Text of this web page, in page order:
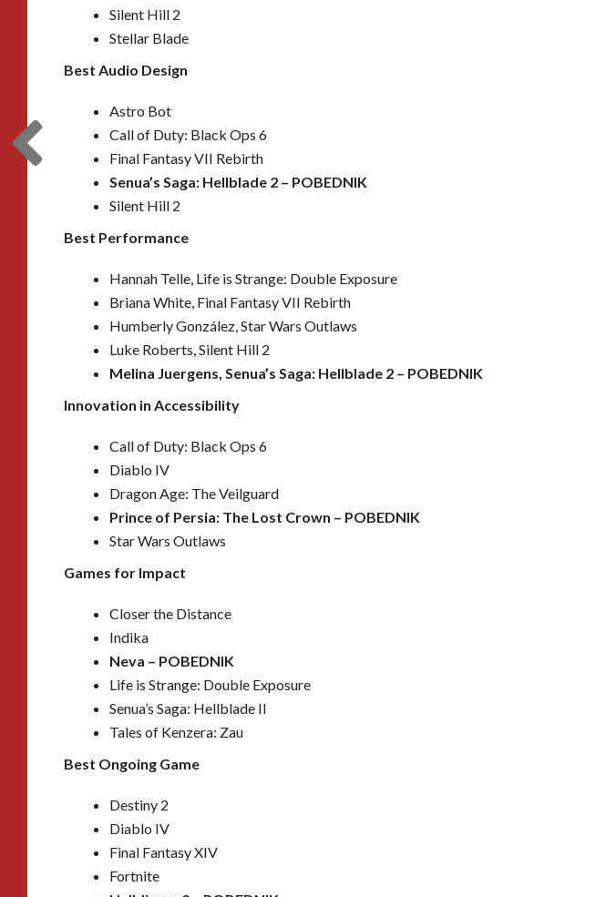
Silent Hill 2
Stellar Blade
Best Audio Design
Astro Bot
Call of Duty: Black Ops 6
Final Fantasy VII Rebirth
Senua’s Saga: Hellblade 2 – POBEDNIK
Silent Hill 2
Best Performance
Hannah Telle, Life is Strange: Double Exposure
Briana White, Final Fantasy VII Rebirth
Humberly González, Star Wars Outlaws
Luke Roberts, Silent Hill 2
Melina Juergens, Senua’s Saga: Hellblade 2 – POBEDNIK
Innovation in Accessibility
Call of Duty: Black Ops 6
Diablo IV
Dragon Age: The Veilguard
Prince of Persia: The Lost Crown – POBEDNIK
Star Wars Outlaws
Games for Impact
Closer the Distance
Indika
Neva – POBEDNIK
Life is Strange: Double Exposure
Senua’s Saga: Hellblade II
Tales of Kenzera: Zau
Best Ongoing Game
Destiny 2
Diablo IV
Final Fantasy XIV
Fortnite